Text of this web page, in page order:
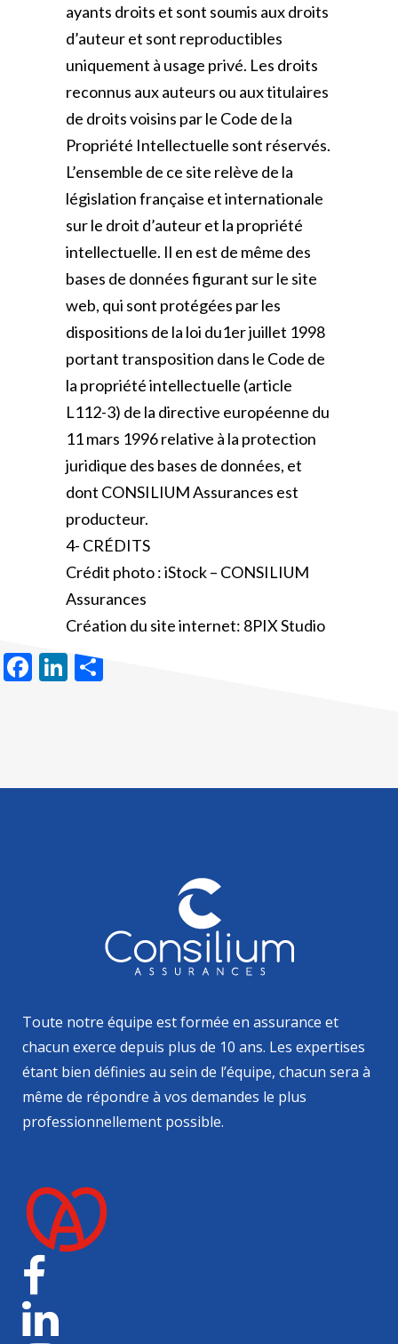
ayants droits et sont soumis aux droits
d’auteur et sont reproductibles
uniquement à usage privé. Les droits
reconnus aux auteurs ou aux titulaires
de droits voisins par le Code de la
Propriété Intellectuelle sont réservés.
L’ensemble de ce site relève de la
législation française et internationale
sur le droit d’auteur et la propriété
intellectuelle. Il en est de même des
bases de données figurant sur le site
web, qui sont protégées par les
dispositions de la loi du1er juillet 1998
portant transposition dans le Code de
la propriété intellectuelle (article
L112-3) de la directive européenne du
11 mars 1996 relative à la protection
juridique des bases de données, et
dont CONSILIUM Assurances est
producteur.
4- CRÉDITS
Crédit photo : iStock – CONSILIUM
Assurances
Création du site internet: 8PIX Studio
Facebook
LinkedIn
Toute notre équipe est formée en assurance et
chacun exerce depuis plus de 10 ans. Les expertises
étant bien définies au sein de l’équipe, chacun sera à
même de répondre à vos demandes le plus
professionnellement possible.